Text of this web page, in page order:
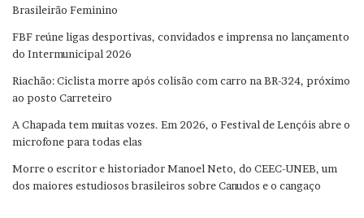
Brasileirão Feminino
FBF reúne ligas desportivas, convidados e imprensa no lançamento
do Intermunicipal 2026
Riachão: Ciclista morre após colisão com carro na BR-324, próximo
ao posto Carreteiro
A Chapada tem muitas vozes. Em 2026, o Festival de Lençóis abre o
microfone para todas elas
Morre o escritor e historiador Manoel Neto, do CEEC-UNEB, um
dos maiores estudiosos brasileiros sobre Canudos e o cangaço